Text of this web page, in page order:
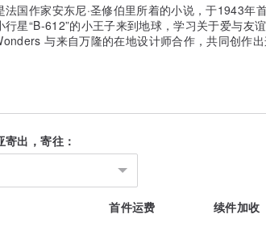
法国作家安东尼·圣修伯里所着的小说，于1943年
星“B-612”的小王子来到地球，学习关于爱与友谊
与来自万隆的在地设计师合作，共同创作出
出，寄往：
首件运费
续件加收